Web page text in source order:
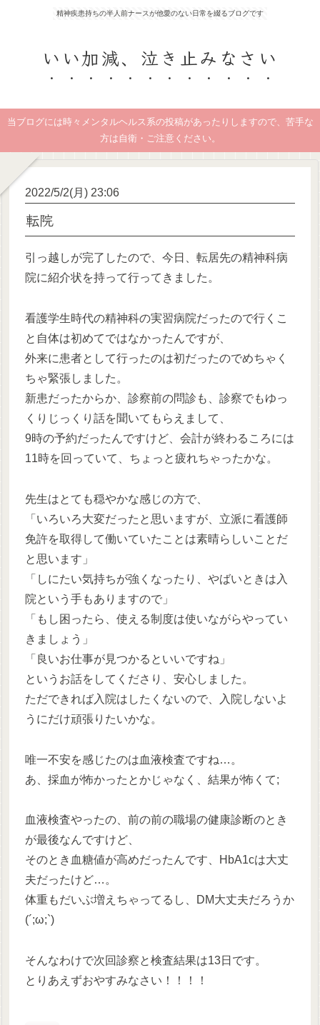
精神疾患持ちの半人前ナースが他愛のない日常を綴るブログです
いい加減、泣き止みなさい
当ブログには時々メンタルヘルス系の投稿があったりしますので、苦手な
方は自衛・ご注意ください。
2022/5/2(月) 23:06
転院
引っ越しが完了したので、今日、転居先の精神科病
院に紹介状を持って行ってきました。
看護学生時代の精神科の実習病院だったので行くこ
と自体は初めてではなかったんですが、
外来に患者として行ったのは初だったのでめちゃく
ちゃ緊張しました。
新患だったからか、診察前の問診も、診察でもゆっ
くりじっくり話を聞いてもらえまして、
9時の予約だったんですけど、会計が終わるころには
11時を回っていて、ちょっと疲れちゃったかな。
先生はとても穏やかな感じの方で、
「いろいろ大変だったと思いますが、立派に看護師
免許を取得して働いていたことは素晴らしいことだ
と思います」
「しにたい気持ちが強くなったり、やばいときは入
院という手もありますので」
「もし困ったら、使える制度は使いながらやってい
きましょう」
「良いお仕事が見つかるといいですね」
というお話をしてくださり、安心しました。
ただできれば入院はしたくないので、入院しないよ
うにだけ頑張りたいかな。
唯一不安を感じたのは血液検査ですね…。
あ、採血が怖かったとかじゃなく、結果が怖くて;
血液検査やったの、前の前の職場の健康診断のとき
が最後なんですけど、
そのとき血糖値が高めだったんです、HbA1cは大丈
夫だったけど…。
体重もだいぶ増えちゃってるし、DM大丈夫だろうか
(´;ω;`)
そんなわけで次回診察と検査結果は13日です。
とりあえずおやすみなさい！！！！